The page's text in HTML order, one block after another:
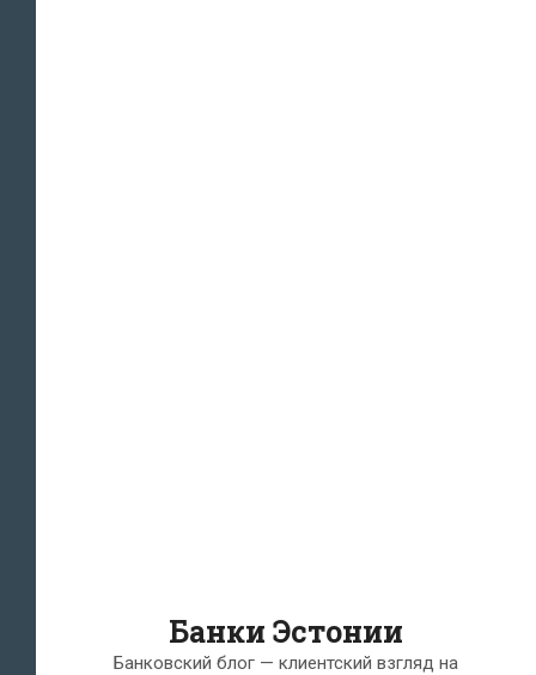
Банки Эстонии
Банковский блог — клиентский взгляд на